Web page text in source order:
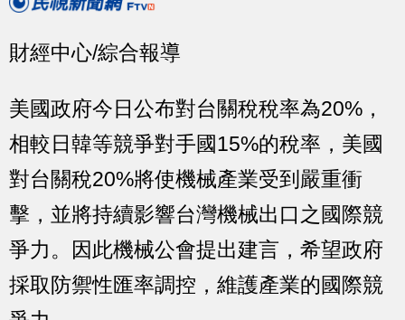
財經中心/綜合報導
美國政府今日公布對台關稅稅率為20%，
相較日韓等競爭對手國15%的稅率，美國
對台關稅20%將使機械產業受到嚴重衝
擊，並將持續影響台灣機械出口之國際競
爭力。因此機械公會提出建言，希望政府
採取防禦性匯率調控，維護產業的國際競